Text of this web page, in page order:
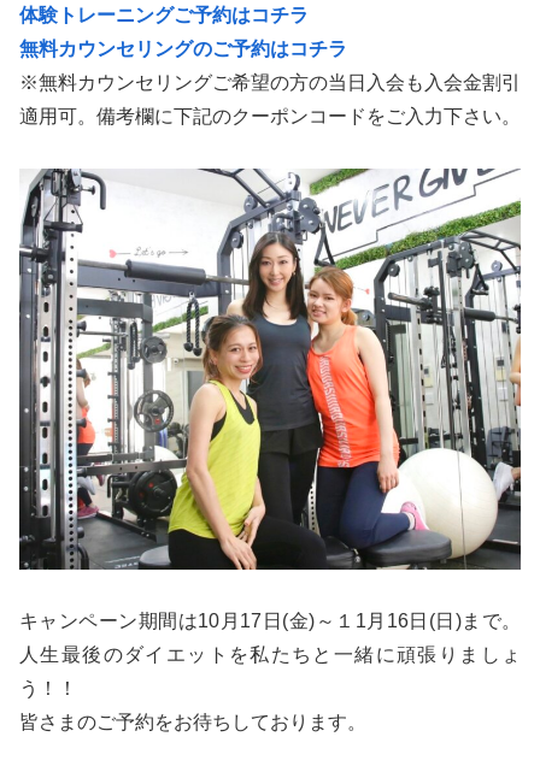
体験トレーニングご予約はコチラ
無料カウンセリングのご予約はコチラ
※無料カウンセリングご希望の方の当日入会も入会金割引
適用可。備考欄に下記のクーポンコードをご入力下さい。
キャンペーン期間は10月17日(金)～１1月16日(日)まで。
人生最後のダイエットを私たちと一緒に頑張りましょ
う！！
皆さまのご予約をお待ちしております。